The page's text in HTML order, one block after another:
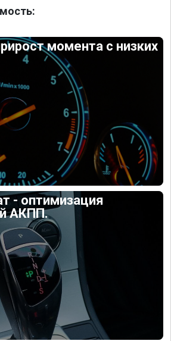
момента с низких
- оптимизация
АКПП.